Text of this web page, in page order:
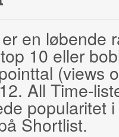
en løbende
10 eller
(views
All Time-
popularitet
Shortlist.